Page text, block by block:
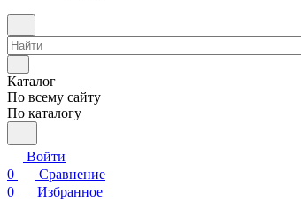
Каталог
По всему сайту
По каталогу
Войти
0
Сравнение
0
Избранное